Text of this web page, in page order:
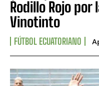
Rodillo Rojo
Vinotinto
FÚTBOL ECUATORIANO